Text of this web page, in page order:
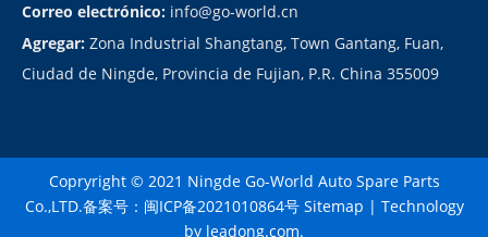
Correo electrónico: info@go-world.cn
Agregar: Zona Industrial Shangtang, Town Gantang, Fuan,
Ciudad de Ningde, Provincia de Fujian, P.R. China 355009
Copryright © 2021 Ningde Go-World Auto Spare Parts
Co.,LTD.备案号： 闽ICP备2021010864号 Sitemap | Technology
by leadong.com.